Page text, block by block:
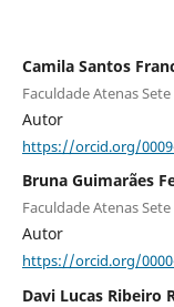
Camila Santos
Faculdade Atenas
Autor
https://orcid.org/
Bruna Guimarães
Faculdade Atenas
Autor
https://orcid.org/
Davi Lucas Ribeiro